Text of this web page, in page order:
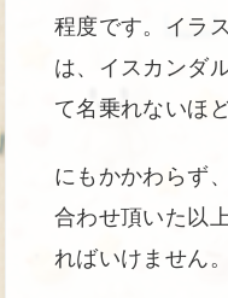
程度です。イラ
は、イスカンダ
て名乗れないほ
にもかかわらず
合わせ頂いた以
ればいけません。